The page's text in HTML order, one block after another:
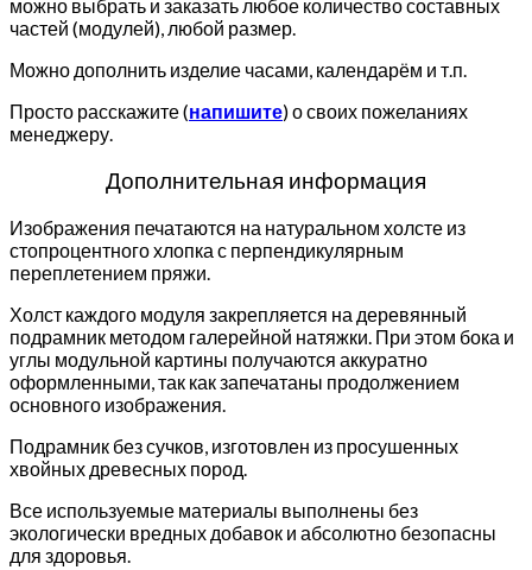
можно выбрать и заказать любое количество составных
частей (модулей), любой размер.
Можно дополнить изделие часами, календарём и т.п.
Просто расскажите (напишите) о своих пожеланиях
менеджеру.
Дополнительная информация
Изображения печатаются на натуральном холсте из
стопроцентного хлопка с перпендикулярным
переплетением пряжи.
Холст каждого модуля закрепляется на деревянный
подрамник методом галерейной натяжки. При этом бока и
углы модульной картины получаются аккуратно
оформленными, так как запечатаны продолжением
основного изображения.
Подрамник без сучков, изготовлен из просушенных
хвойных древесных пород.
Все используемые материалы выполнены без
экологически вредных добавок и абсолютно безопасны
для здоровья.